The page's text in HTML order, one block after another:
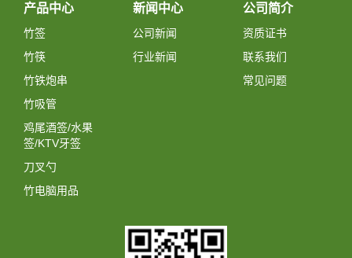
产品中心
竹签
竹筷
竹铁炮串
竹吸管
鸡尾酒签/水果
签/KTV牙签
刀叉勺
竹电脑用品
新闻中心
公司新闻
行业新闻
公司简介
资质证书
联系我们
常见问题